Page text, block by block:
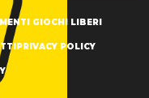
GIOCHI LIBERI
PRIVACY POLICY